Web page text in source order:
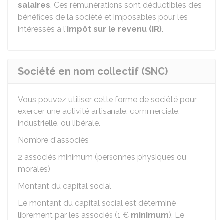
salaires. Ces rémunérations sont déductibles des
bénéfices de la société et imposables pour les
intéressés à l'impôt sur le revenu (IR).
Société en nom collectif (SNC)
Vous pouvez utiliser cette forme de société pour
exercer une activité artisanale, commerciale,
industrielle, ou libérale.
Nombre d'associés
2 associés minimum (personnes physiques ou
morales)
Montant du capital social
Le montant du capital social est déterminé
librement par les associés (1 € minimum). Le